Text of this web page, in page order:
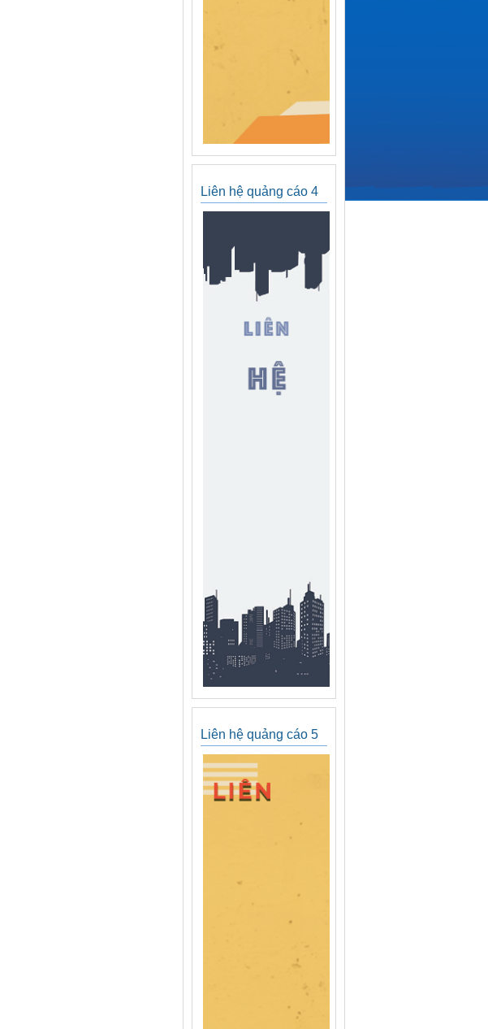
Liên hệ quảng cáo 4
Liên hệ quảng cáo 5